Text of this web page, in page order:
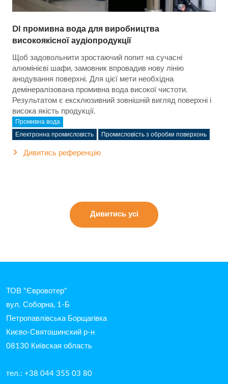
DI промивна вода для виробництва
високоякісної аудіопродукції
Щоб задовольнити зростаючий попит на сучасні
алюмінієві шафи, замовник впровадив нову лінію
анодування поверхні. Для цієї мети необхідна
демінералізована промивна вода високої чистоти.
Результатом є ексклюзивний зовнішній вигляд поверхні і
висока якість продукції.
Промивна вода
Електронна промисловість Промисловість з обробки поверхонь
Дивитись референцію
Дивитись усі
ТОВ "Євровотер"
вул. Соборна, 1-Б
Петропавлівська Борщагівка
Києво-Святошинский р-н
08130 Київская область
тел.: +38 044 355 03 80